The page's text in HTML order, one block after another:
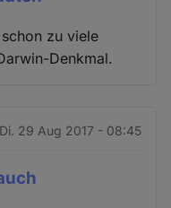
zu viele
Denkmal.
Di. 29 Aug 2017 - 08:45